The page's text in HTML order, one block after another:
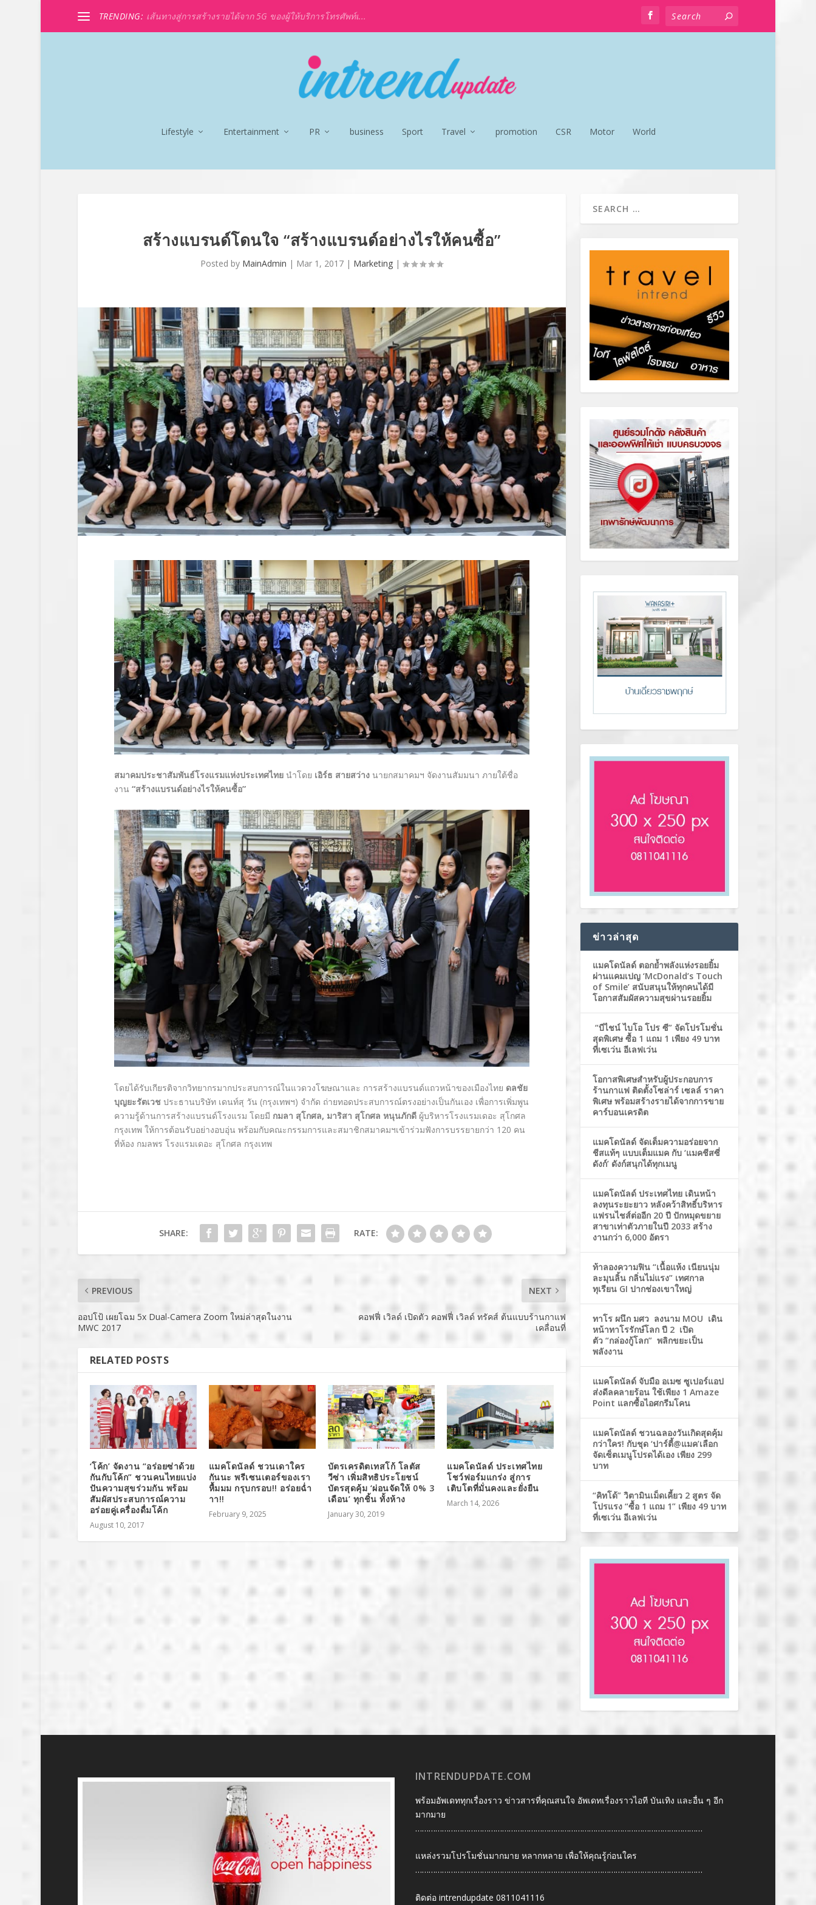
TRENDING: เส้นทางสู่การสร้างรายได้จาก 5G ของผู้ให้บริการโทรศัพท์เ...
Lifestyle Entertainment PR business Sport Travel promotion CSR Motor World
สร้างแบรนด์โดนใจ “สร้างแบรนด์อย่างไรให้คนซื้อ”
Posted by MainAdmin | Mar 1, 2017 | Marketing |
สมาคมประชาสัมพันธ์โรงแรมแห่งประเทศไทยนำโดย เอิร์ธ สายสว่างนายกสมาคมฯ จัดงานสัมมนา ภายใต้ชื่อ
งาน “สร้างแบรนด์อย่างไรให้คนซื้อ”
โดยได้รับเกียรติจากวิทยากรมากประสบการณ์ในแวดวงโฆษณาและ การสร้างแบรนด์แถวหน้าของเมืองไทย ดลชัย
บุญยะรัตเวช ประธานบริษัท เดนท์สุ วัน (กรุงเทพฯ) จำกัด ถ่ายทอดประสบการณ์ตรงอย่างเป็นกันเอง เพื่อการเพิ่มพูน
ความรู้ด้านการสร้างแบรนด์โรงแรม โดยมี กมลา สุโกศล, มาริสา สุโกศล หนุนภักดีผู้บริหารโรงแรมเดอะ สุโกศล
กรุงเทพ ให้การต้อนรับอย่างอบอุ่น พร้อมกับคณะกรรมการและสมาชิกสมาคมฯเข้าร่วมฟังการบรรยายกว่า 120 คน
ที่ห้อง กมลพร โรงแรมเดอะ สุโกศล กรุงเทพ
SHARE: RATE:
PREVIOUS
ออปโป้ เผยโฉม 5x Dual-Camera Zoom ใหม่ล่าสุดในงาน
MWC 2017
NEXT
คอฟฟี่ เวิลด์ เปิดตัว คอฟฟี่ เวิลด์ ทรัคส์ ต้นแบบร้านกาแฟ
เคลื่อนที่
RELATED POSTS
‘โค้ก’ จัดงาน “อร่อยซ่าด้วย
กันกับโค้ก” ชวนคนไทยแบ่ง
ปันความสุขร่วมกัน พร้อม
สัมผัสประสบการณ์ความ
อร่อยคู่เครื่องดื่มโค้ก
August 10, 2017
แมคโดนัลด์ ชวนเดาใคร
กันนะ พรีเซนเตอร์ของเรา
หื้มมม กรุบกรอบ!! อร่อยฉ่ำ
าา!!
February 9, 2025
บัตรเครดิตเทสโก้ โลตัส
วีซ่า เพิ่มสิทธิประโยชน์
บัตรสุดคุ้ม ‘ผ่อนจัดให้ 0% 3
เดือน’ ทุกชิ้น ทั้งห้าง
January 30, 2019
แมคโดนัลด์ ประเทศไทย
โชว์ฟอร์มแกร่ง สู่การ
เติบโตที่มั่นคงและยั่งยืน
March 14, 2026
ข่าวล่าสุด
แมคโดนัลด์ ตอกย้ำพลังแห่งรอยยิ้ม
ผ่านแคมเปญ ‘McDonald’s Touch
of Smile’ สนับสนุนให้ทุกคนได้มี
โอกาสสัมผัสความสุขผ่านรอยยิ้ม
“บีไชน์ ไบโอ โปร ซี” จัดโปรโมชั่น
สุดพิเศษ ซื้อ 1 แถม 1 เพียง 49 บาท
ที่เซเว่น อีเลฟเว่น
โอกาสพิเศษสำหรับผู้ประกอบการ
ร้านกาแฟ ติดตั้งโซล่าร์ เซลล์ ราคา
พิเศษ พร้อมสร้างรายได้จากการขาย
คาร์บอนเครดิต
แมคโดนัลด์ จัดเต็มความอร่อยจาก
ชีสแท้ๆ แบบเต็มแมค กับ ‘แมคชีสซี่
ดังก์’ ดังก์สนุกได้ทุกเมนู
แมคโดนัลด์ ประเทศไทย เดินหน้า
ลงทุนระยะยาว หลังคว้าสิทธิ์บริหาร
แฟรนไชส์ต่ออีก 20 ปี ปักหมุดขยาย
สาขาเท่าตัวภายในปี 2033 สร้าง
งานกว่า 6,000 อัตรา
ท้าลองความฟิน “เนื้อแห้ง เนียนนุ่ม
ละมุนลิ้น กลิ่นไม่แรง” เทศกาล
ทุเรียน GI ปากช่องเขาใหญ่
ทาโร ผนึก มศว ลงนาม MOU เดิน
หน้าทาโรรักษ์โลก ปี 2 เปิด
ตัว “กล่องกู้โลก” พลิกขยะเป็น
พลังงาน
แมคโดนัลด์ จับมือ อเมซ ซูเปอร์แอป
ส่งดีลคลายร้อน ใช้เพียง 1 Amaze
Point แลกซื้อไอศกรีมโคน
แมคโดนัลด์ ชวนฉลองวันเกิดสุดคุ้ม
กว่าใคร! กับชุด ‘ปาร์ตี้@แมค’เลือก
จัดเซ็ตเมนูโปรดได้เอง เพียง 299
บาท
“คิทโด้” วิตามินเม็ดเคี้ยว 2 สูตร จัด
โปรแรง “ซื้อ 1 แถม 1” เพียง 49 บาท
ที่เซเว่น อีเลฟเว่น
INTRENDUPDATE.COM
พร้อมอัพเดททุกเรื่องราว ข่าวสารที่คุณสนใจ อัพเดทเรื่องราวไอที บันเทิง และอื่น ๆ อีก
มากมาย
…………………………………………………………………………………………………………………
แหล่งรวมโปรโมชั่นมากมาย หลากหลาย เพื่อให้คุณรู้ก่อนใคร
…………………………………………………………………………………………………………………
ติดต่อ intrendupdate 0811041116